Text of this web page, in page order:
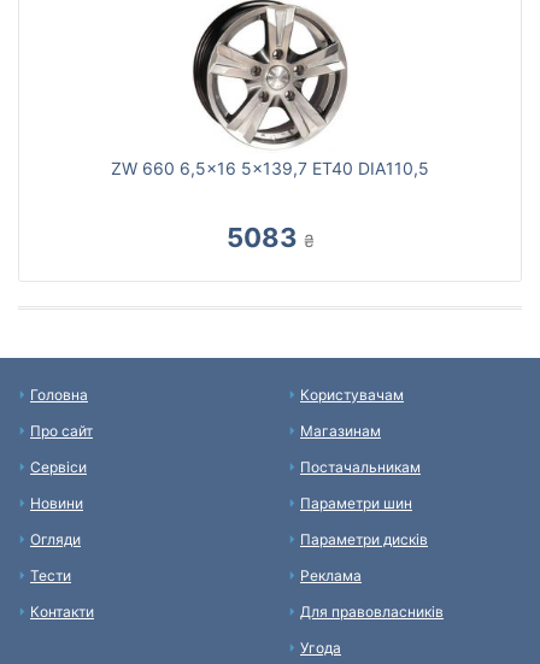
ZW 660 6,5x16 5x139,7 ET40 DIA110,5
5083 ₴
Головна
Про сайт
Сервіси
Новини
Огляди
Тести
Контакти
Користувачам
Магазинам
Постачальникам
Параметри шин
Параметри дисків
Реклама
Для правовласників
Угода